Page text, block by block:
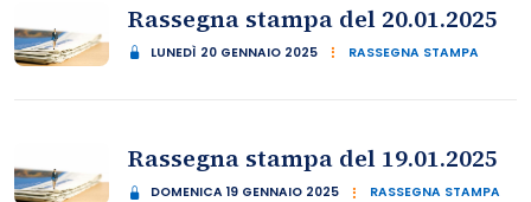
Rassegna stampa del 20.01.2025
LUNEDÌ 20 GENNAIO 2025 RASSEGNA STAMPA
Rassegna stampa del 19.01.2025
DOMENICA 19 GENNAIO 2025 RASSEGNA STAMPA